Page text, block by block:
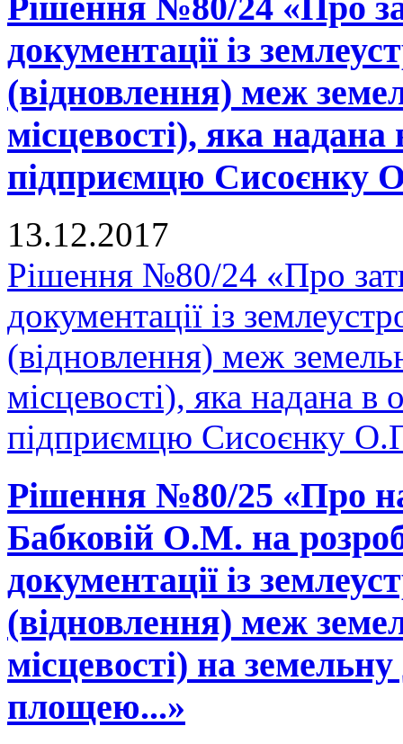
документації із
(відновлення) меж
місцевості), яка надана
підприємцю Сисоєнку
13.12.2017
Рішення №80/24 «Про
документації із
(відновлення) меж
місцевості), яка надана в
підприємцю Сисоєнку
Рішення №80/25 «Про
Бабковій О.М. на
документації із
(відновлення) меж
місцевості) на
площею...»